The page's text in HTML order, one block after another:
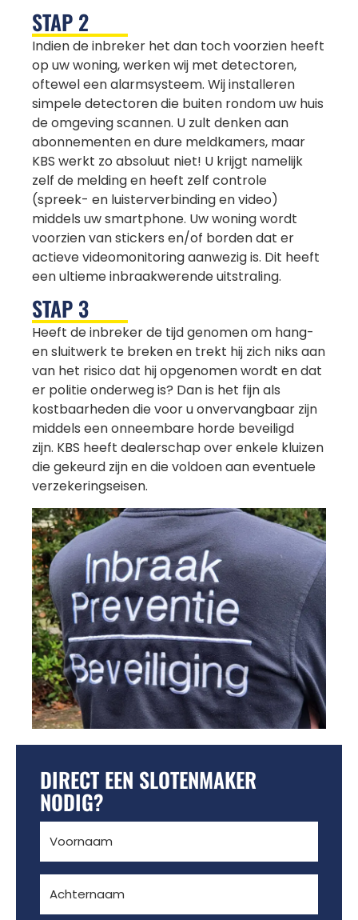
STAP 2
Indien de inbreker het dan toch voorzien heeft
op uw woning, werken wij met detectoren,
oftewel een alarmsysteem. Wij installeren
simpele detectoren die buiten rondom uw huis
de omgeving scannen. U zult denken aan
abonnementen en dure meldkamers, maar
KBS werkt zo absoluut niet! U krijgt namelijk
zelf de melding en heeft zelf controle
(spreek- en luisterverbinding en video)
middels uw smartphone. Uw woning wordt
voorzien van stickers en/of borden dat er
actieve videomonitoring aanwezig is. Dit heeft
een ultieme inbraakwerende uitstraling.
STAP 3
Heeft de inbreker de tijd genomen om hang-
en sluitwerk te breken en trekt hij zich niks aan
van het risico dat hij opgenomen wordt en dat
er politie onderweg is? Dan is het fijn als
kostbaarheden die voor u onvervangbaar zijn
middels een onneembare horde beveiligd
zijn. KBS heeft dealerschap over enkele kluizen
die gekeurd zijn en die voldoen aan eventuele
verzekeringseisen.
DIRECT EEN SLOTENMAKER
NODIG?
(Vereist)
(Vereist)